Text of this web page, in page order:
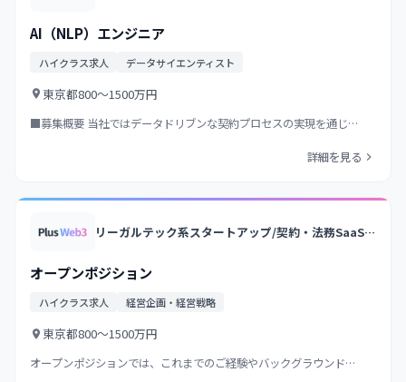
AI（NLP）エンジニア
ハイクラス求人 データサイエンティスト
東京都800〜1500万円
■募集概要 当社ではデータドリブンな契約プロセスの実現を通じ…
詳細を見る
リーガルテック系スタートアップ/契約・法務SaaSの国内トップクラス/業界トップクラス法律事務所のノウハウ×AI/大手企業中心に導入
オープンポジション
ハイクラス求人 経営企画・経営戦略
東京都800〜1500万円
オープンポジションでは、これまでのご経験やバックグラウンド…